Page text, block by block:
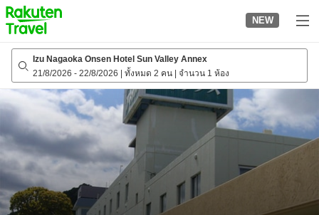
to
top
page
NEW
Izu Nagaoka Onsen Hotel Sun Valley Annex
21/8/2026 - 22/8/2026 ทั้งหมด 2 คน จำนวน 1 ห้อง